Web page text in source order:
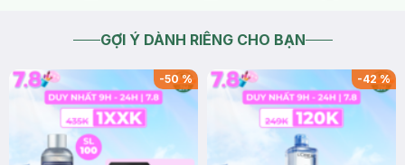
GỢI Ý DÀNH RIÊNG CHO BẠN
-50% -42%